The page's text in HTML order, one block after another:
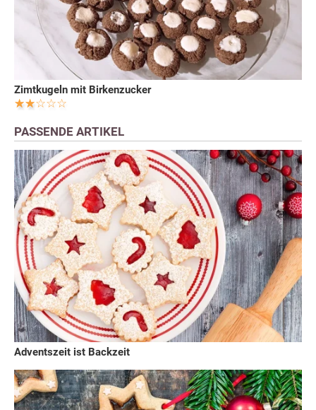
Zimtkugeln mit Birkenzucker
PASSENDE ARTIKEL
Adventszeit ist Backzeit